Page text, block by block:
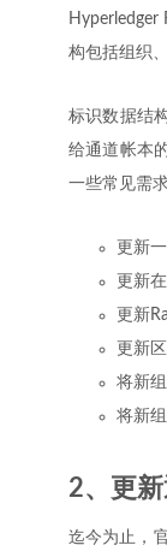
构包括组织
标识数据结
给通道帐本
一些常见需求
更新
更新
更新
更新
将新
将新
2、更
迄今为止，